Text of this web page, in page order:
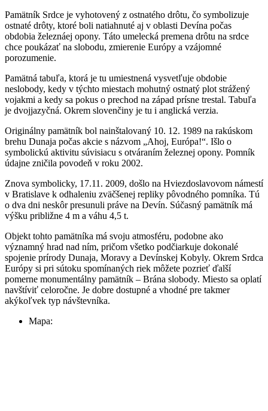
Pamätník Srdce je vyhotovený z ostnatého drôtu, čo symbolizuje
ostnaté drôty, ktoré boli natiahnuté aj v oblasti Devína počas
obdobia železnáej opony. Táto umelecká premena drôtu na srdce
chce poukázať na slobodu, zmierenie Európy a vzájomné
porozumenie.
Pamätná tabuľa, ktorá je tu umiestnená vysvetľuje obdobie
neslobody, kedy v týchto miestach mohutný ostnatý plot strážený
vojakmi a kedy sa pokus o prechod na západ prísne trestal. Tabuľa
je dvojjazyčná. Okrem slovenčiny je tu i anglická verzia.
Originálny pamätník bol nainštalovaný 10. 12. 1989 na rakúskom
brehu Dunaja počas akcie s názvom „Ahoj, Európa!“. Išlo o
symbolickú aktivitu súvisiacu s otváraním železnej opony. Pomník
údajne zničila povodeň v roku 2002.
Znova symbolicky, 17.11. 2009, došlo na Hviezdoslavovom námestí
v Bratislave k odhaleniu zväčšenej repliky pôvodného pomníka. Tú
o dva dni neskôr presunuli práve na Devín. Súčasný pamätník má
výšku približne 4 m a váhu 4,5 t.
Objekt tohto pamätníka má svoju atmosféru, podobne ako
významný hrad nad ním, pričom všetko podčiarkuje dokonalé
spojenie prírody Dunaja, Moravy a Devínskej Kobyly. Okrem Srdca
Európy si pri sútoku spomínaných riek môžete pozrieť ďalší
pomerne monumentálny pamätník – Brána slobody. Miesto sa oplatí
navštíviť celoročne. Je dobre dostupné a vhodné pre takmer
akýkoľvek typ návštevníka.
Mapa: